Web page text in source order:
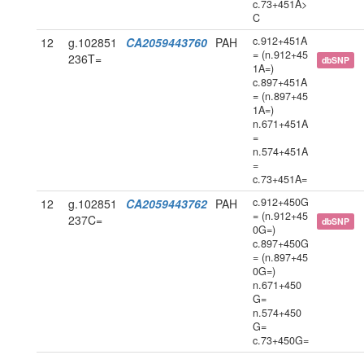
c.73+451A>
C
12
g.102851
236T=
CA2059443760 PAH
c.912+451A
= (n.912+45
1A=)
c.897+451A
= (n.897+45
1A=)
n.671+451A
=
n.574+451A
=
c.73+451A=
dbSNP
12
g.102851
237C=
CA2059443762 PAH
c.912+450G
= (n.912+45
0G=)
c.897+450G
= (n.897+45
0G=)
n.671+450
G=
n.574+450
G=
c.73+450G=
dbSNP